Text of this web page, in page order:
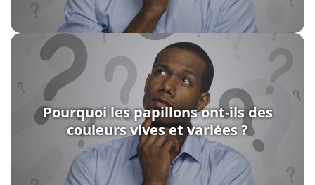
Pourquoi les papillons ont-ils des
couleurs vives et variées ?